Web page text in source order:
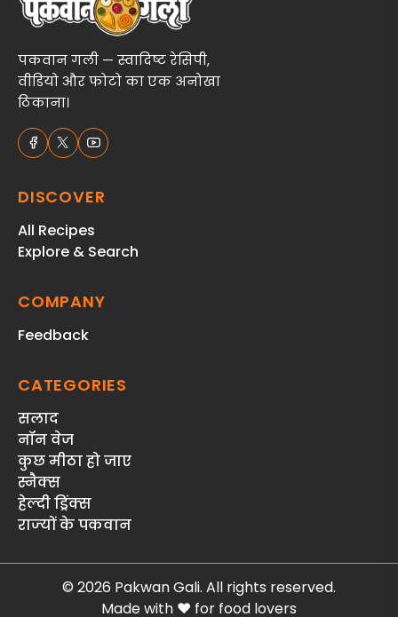
पकवान गली — स्वादिष्ट रेसिपी,
वीडियो और फोटो का एक अनोखा
ठिकाना।
DISCOVER
All Recipes
Explore & Search
COMPANY
Feedback
CATEGORIES
सलाद
नॉन वेज
कुछ मीठा हो जाए
स्‍नैक्‍स
हेल्दी ड्रिंक्स
राज्‍यों के पकवान
© 2026 Pakwan Gali. All rights reserved.
Made with ❤️ for food lovers